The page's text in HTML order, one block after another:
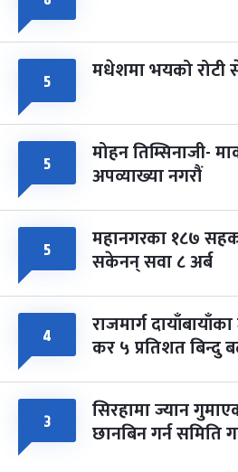
५ मधेशमा भयको रोटी
५ मोहन तिम्सिनाजी-
अपव्याख्या नगरौं
५ महानगरका १८७
सकेनन् सवा ८ अर्ब
४ राजमार्ग
कर ५ प्रतिशत बिन्दु
३ सिरहामा ज्यान
छानबिन गर्न समिति